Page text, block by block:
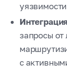
запросы от
с